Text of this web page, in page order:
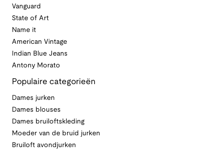
Vanguard
State of Art
Name it
American Vintage
Indian Blue Jeans
Antony Morato
Populaire categorieën
Dames jurken
Dames blouses
Dames bruiloftskleding
Moeder van de bruid jurken
Bruiloft avondjurken